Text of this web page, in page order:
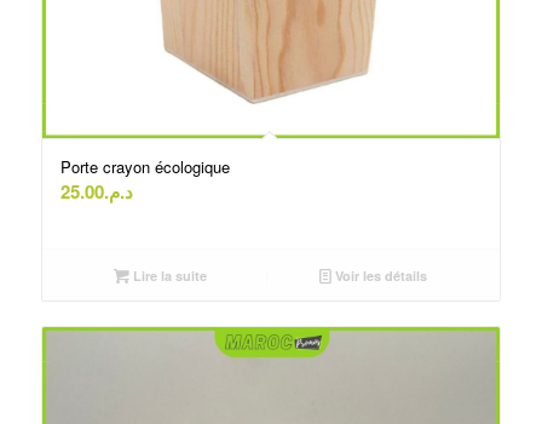
Porte crayon écologique
د.م.25.00
Lire la suite Voir les détails